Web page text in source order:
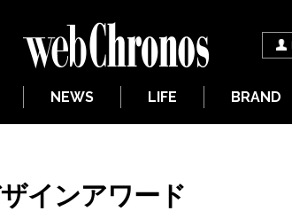
NEWS LIFE BRAND
インアワード